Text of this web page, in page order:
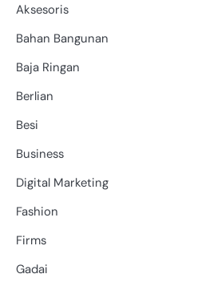
Aksesoris
Bahan Bangunan
Baja Ringan
Berlian
Besi
Business
Digital Marketing
Fashion
Firms
Gadai